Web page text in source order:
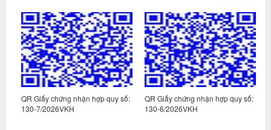
QR Giấy chứng nhận hợp quy số:
130-7/2026VKH
QR Giấy chứng nhận hợp quy số:
130-6/2026VKH